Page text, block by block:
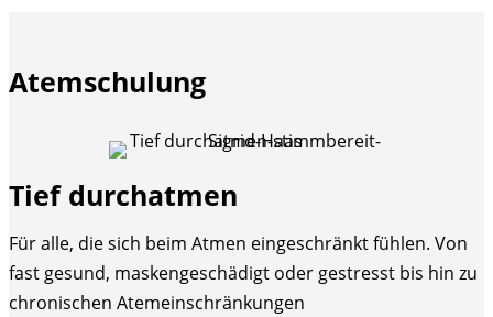
Atemschulung
Tief durchatmen
Für alle, die sich beim Atmen eingeschränkt fühlen. Von
fast gesund, maskengeschädigt oder gestresst bis hin zu
chronischen Atemeinschränkungen